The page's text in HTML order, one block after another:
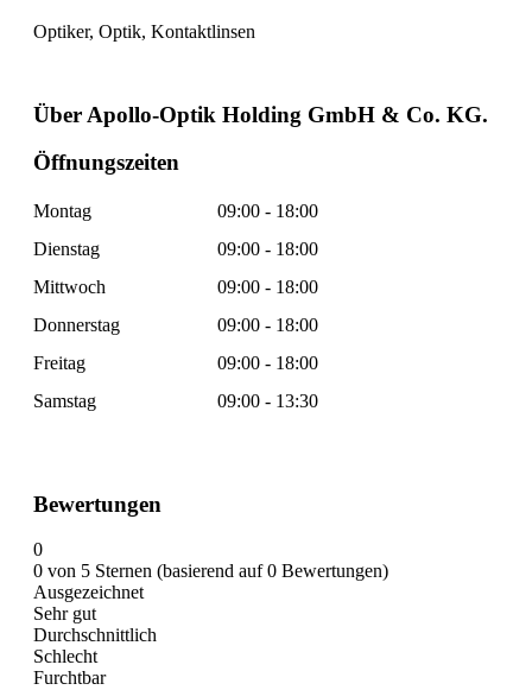
Optiker, Optik, Kontaktlinsen
Über Apollo-Optik Holding GmbH & Co. KG.
Öffnungszeiten
Montag
09:00 - 18:00
Dienstag
09:00 - 18:00
Mittwoch
09:00 - 18:00
Donnerstag
09:00 - 18:00
Freitag
09:00 - 18:00
Samstag
09:00 - 13:30
Bewertungen
0
0 von 5 Sternen (basierend auf 0 Bewertungen)
Ausgezeichnet
Sehr gut
Durchschnittlich
Schlecht
Furchtbar